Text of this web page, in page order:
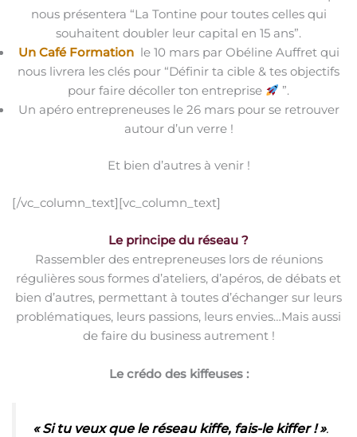
nous présentera “La Tontine pour toutes celles qui
souhaitent doubler leur capital en 15 ans”.
Un Café Formationle 10 mars par Obéline Auffret qui
nous livrera les clés pour “Définir ta cible & tes objectifs
pour faire décoller ton entreprise
”.
Un apéro entrepreneuses le 26 mars pour se retrouver
autour d’un verre !
Et bien d’autres à venir !
[/vc_column_text][vc_column_text]
Le principe du réseau ?
Rassembler des entrepreneuses lors de réunions
régulières sous formes d’ateliers, d’apéros, de débats et
bien d’autres, permettant à toutes d’échanger sur leurs
problématiques, leurs passions, leurs envies…Mais aussi
de faire du business autrement !
Le crédo des kiffeuses :
« Si tu veux que le réseau kiffe, fais-le kiffer ! ».